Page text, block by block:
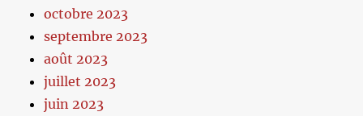
octobre 2023
septembre 2023
août 2023
juillet 2023
juin 2023